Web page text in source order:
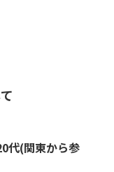
代(関東から参